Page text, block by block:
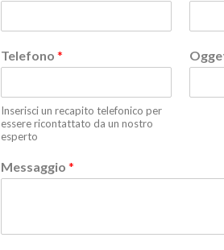
Telefono *
Inserisci un recapito telefonico per
essere ricontattato da un nostro
esperto
Messaggio *